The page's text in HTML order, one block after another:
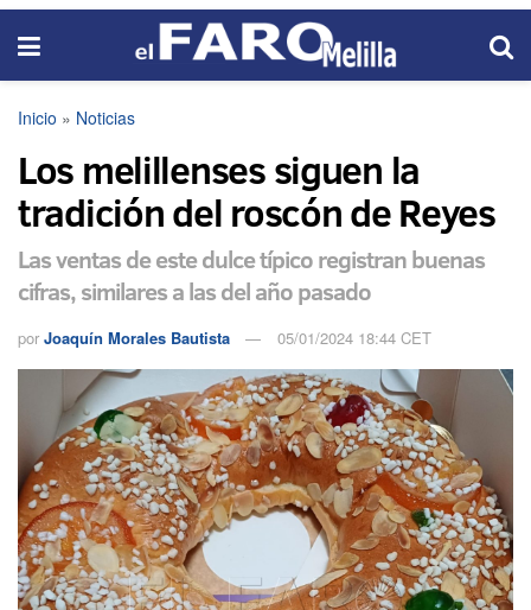
Inicio » Noticias
Los melillenses siguen la
tradición del roscón de Reyes
Las ventas de este dulce típico registran buenas
cifras, similares a las del año pasado
por Joaquín Morales Bautista 05/01/2024 18:44 CET